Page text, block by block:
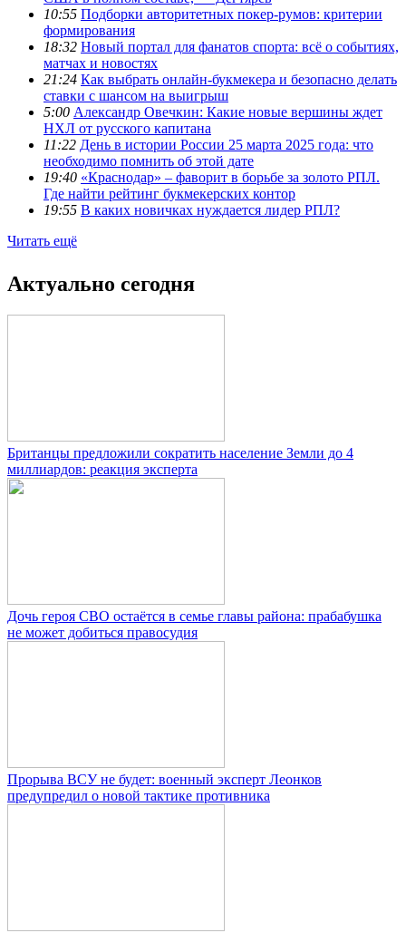
10:55 Подборки авторитетных покер-румов: критерии
формирования
18:32 Новый портал для фанатов спорта: всё о событиях,
матчах и новостях
21:24 Как выбрать онлайн-букмекера и безопасно делать
ставки с шансом на выигрыш
5:00 Александр Овечкин: Какие новые вершины ждет
НХЛ от русского капитана
11:22 День в истории России 25 марта 2025 года: что
необходимо помнить об этой дате
19:40 «Краснодар» – фаворит в борьбе за золото РПЛ.
Где найти рейтинг букмекерских контор
19:55 В каких новичках нуждается лидер РПЛ?
Читать ещё
Актуально сегодня
Британцы предложили сократить население Земли до 4
миллиардов: реакция эксперта
Дочь героя СВО остаётся в семье главы района: прабабушка
не может добиться правосудия
Прорыва ВСУ не будет: военный эксперт Леонков
предупредил о новой тактике противника